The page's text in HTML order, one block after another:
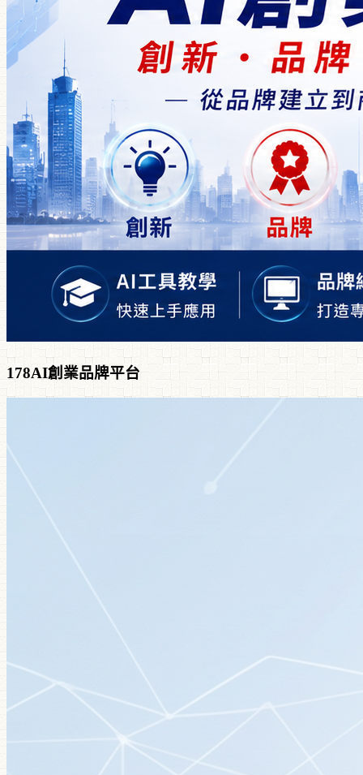
178AI創業品牌平台